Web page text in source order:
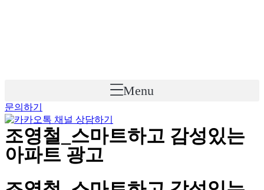
Menu
문의하기
조영철_스마트하고 감성있는
아파트 광고